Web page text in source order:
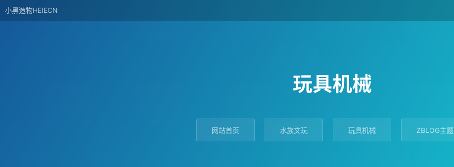
小黑造物HEIECN
玩具机械
网站首页 水族文玩 玩具机械 ZBLOG主题